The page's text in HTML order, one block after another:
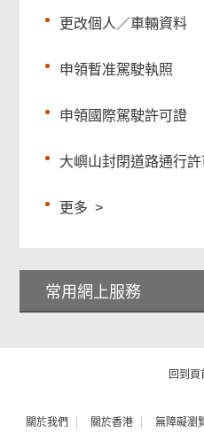
更改個人／車輛資料
申領暫准駕駛執照
申領國際駕駛許可證
大嶼山封閉道路通行
更多 >
常用網上服務
回到頁
關於我們 關於香港 無障礙瀏